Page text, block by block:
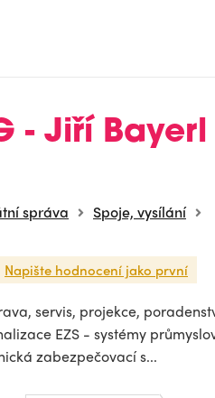
- Jiří
správa
Spoje, vysílání
Napište hodnocení jako první
servis, projekce,
EZS - systémy
zabezpečovací s...